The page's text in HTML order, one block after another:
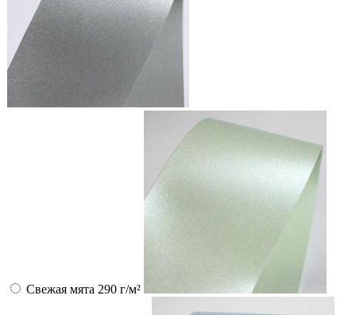
Свежая мята 290 г/м²